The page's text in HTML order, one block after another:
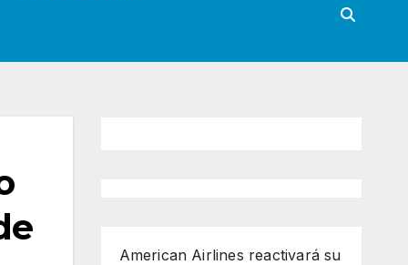
American Airlines reactivará su